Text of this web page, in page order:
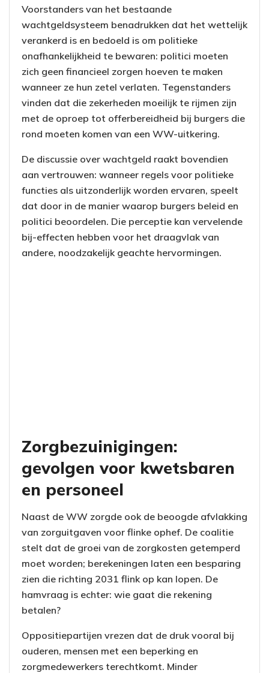
Voorstanders van het bestaande
wachtgeldsysteem benadrukken dat het wettelijk
verankerd is en bedoeld is om politieke
onafhankelijkheid te bewaren: politici moeten
zich geen financieel zorgen hoeven te maken
wanneer ze hun zetel verlaten. Tegenstanders
vinden dat die zekerheden moeilijk te rijmen zijn
met de oproep tot offerbereidheid bij burgers die
rond moeten komen van een WW-uitkering.
De discussie over wachtgeld raakt bovendien
aan vertrouwen: wanneer regels voor politieke
functies als uitzonderlijk worden ervaren, speelt
dat door in de manier waarop burgers beleid en
politici beoordelen. Die perceptie kan vervelende
bij-effecten hebben voor het draagvlak van
andere, noodzakelijk geachte hervormingen.
Zorgbezuinigingen:
gevolgen voor kwetsbaren
en personeel
Naast de WW zorgde ook de beoogde afvlakking
van zorguitgaven voor flinke ophef. De coalitie
stelt dat de groei van de zorgkosten getemperd
moet worden; berekeningen laten een besparing
zien die richting 2031 flink op kan lopen. De
hamvraag is echter: wie gaat die rekening
betalen?
Oppositiepartijen vrezen dat de druk vooral bij
ouderen, mensen met een beperking en
zorgmedewerkers terechtkomt. Minder